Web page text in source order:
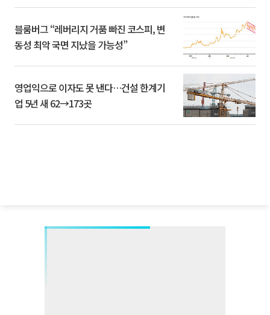
블룸버그 “레버리지 거품 빠진 코스피, 변
동성 최악 국면 지났을 가능성”
영업익으로 이자도 못 낸다…건설 한계기
업 5년 새 62→173곳